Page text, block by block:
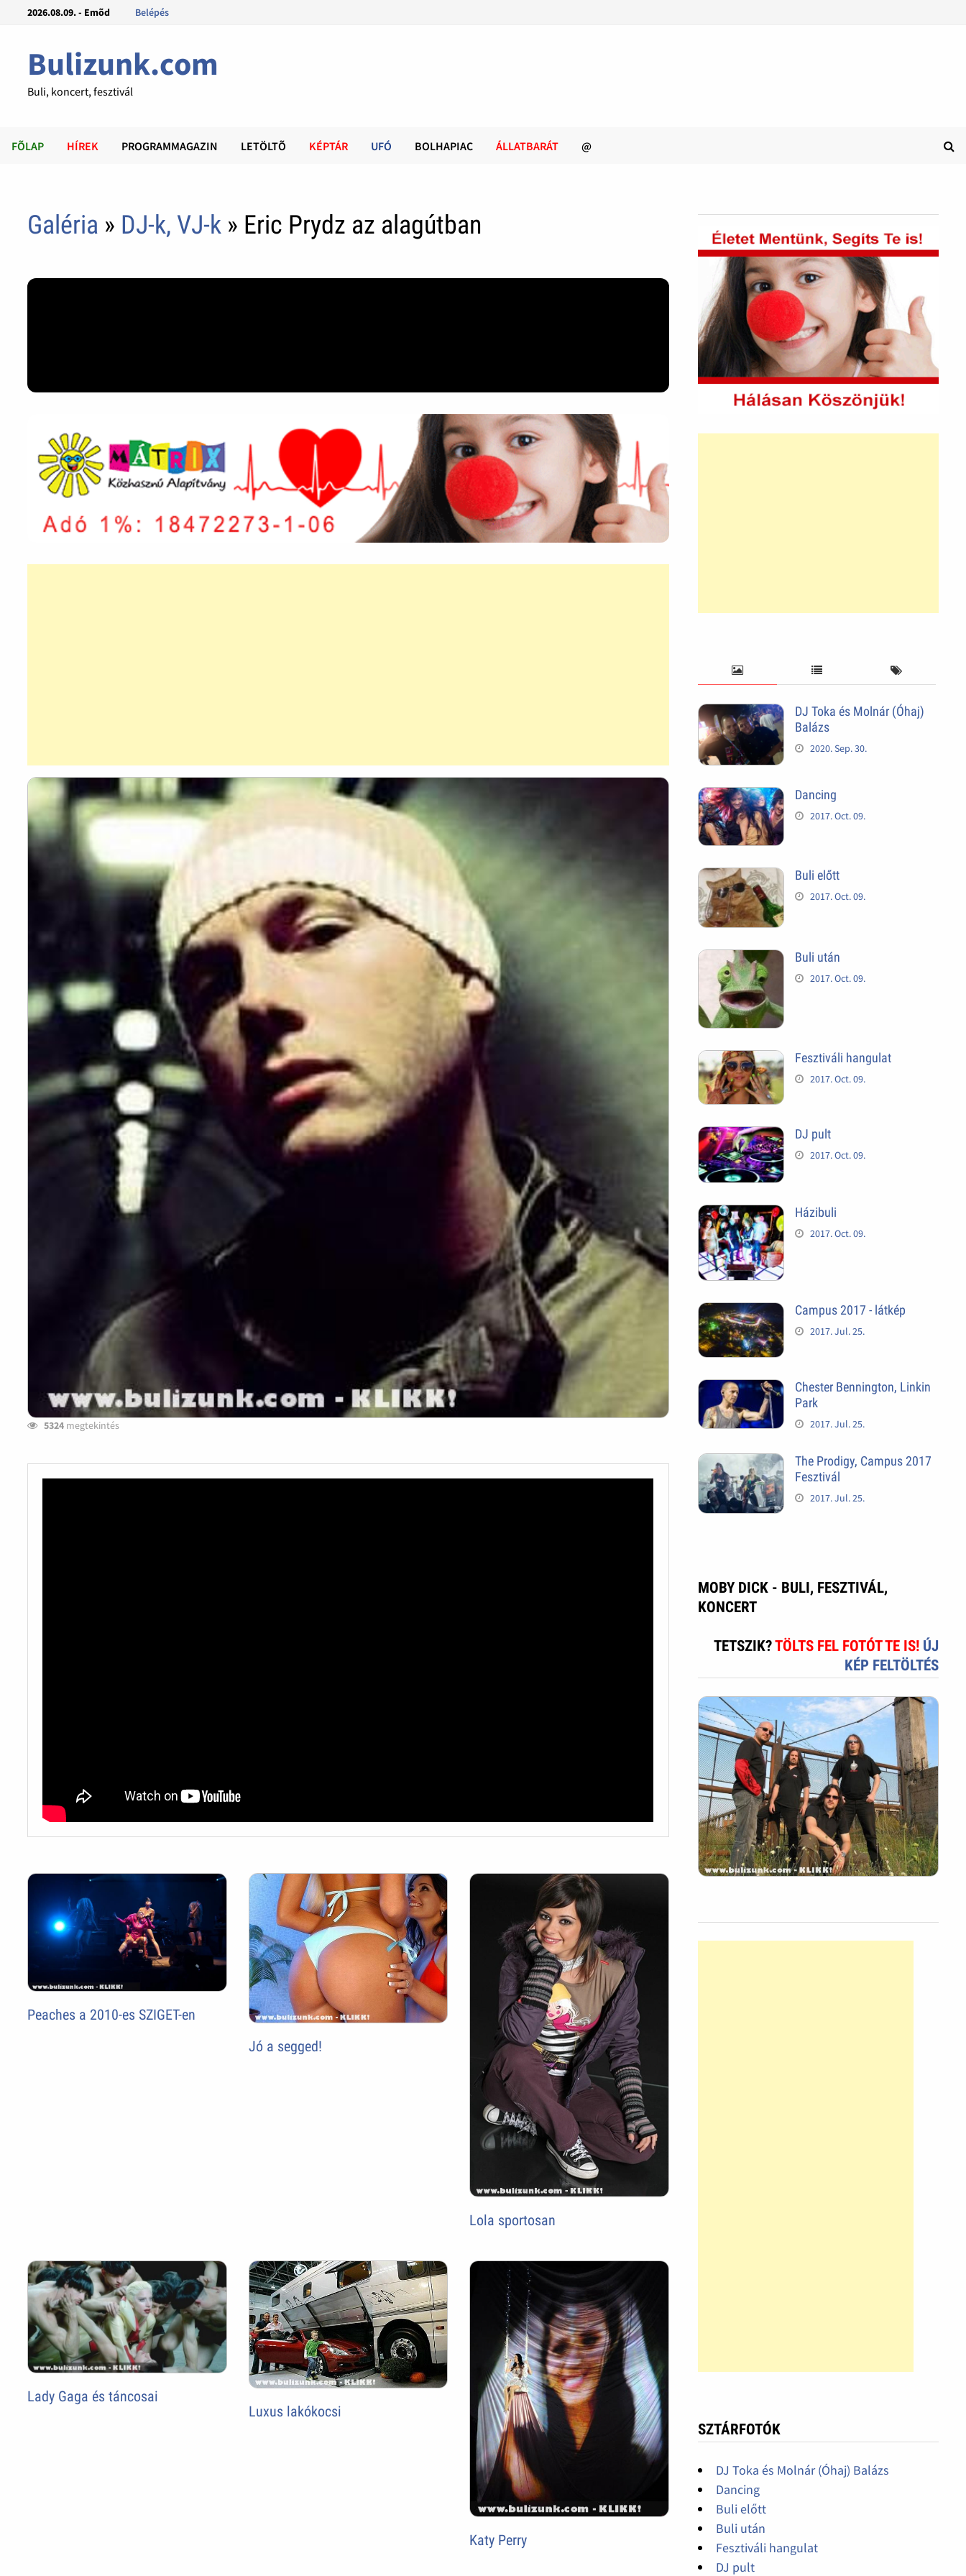
2026.08.09. - Emõd Belépés
Bulizunk.com
Buli, koncert, fesztivál
FÕLAP HÍREK PROGRAMMAGAZIN LETÖLTÕ KÉPTÁR UFÓ BOLHAPIAC ÁLLATBARÁT @
Galéria » DJ-k, VJ-k » Eric Prydz az alagútban
5324 megtekintés
Peaches a 2010-es SZIGET-en
Jó a segged!
Lola sportosan
Lady Gaga és táncosai
Luxus lakókocsi
Katy Perry
DJ Toka és Molnár (Óhaj)
Balázs
2020. Sep. 30.
Dancing
2017. Oct. 09.
Buli előtt
2017. Oct. 09.
Buli után
2017. Oct. 09.
Fesztiváli hangulat
2017. Oct. 09.
DJ pult
2017. Oct. 09.
Házibuli
2017. Oct. 09.
Campus 2017 - látkép
2017. Jul. 25.
Chester Bennington, Linkin
Park
2017. Jul. 25.
The Prodigy, Campus 2017
Fesztivál
2017. Jul. 25.
MOBY DICK - BULI, FESZTIVÁL,
KONCERT
TETSZIK?TÖLTS FEL FOTÓT TE IS! ÚJ
KÉP FELTÖLTÉS
SZTÁRFOTÓK
DJ Toka és Molnár (Óhaj) Balázs
Dancing
Buli előtt
Buli után
Fesztiváli hangulat
DJ pult